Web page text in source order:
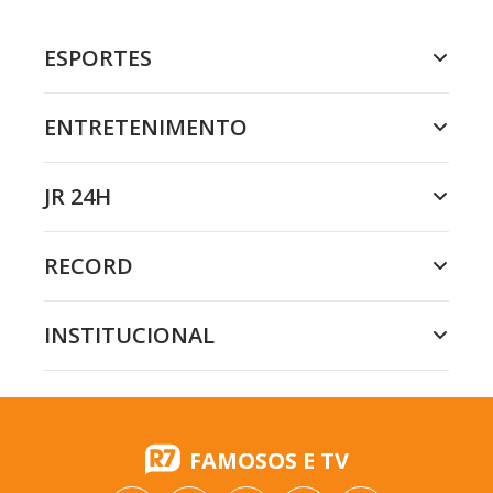
ESPORTES
ENTRETENIMENTO
JR 24H
RECORD
INSTITUCIONAL
FAMOSOS E TV